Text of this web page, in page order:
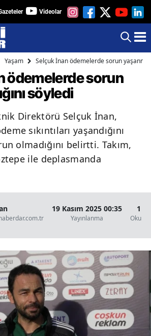
Videolar
Yaşam Selçuk İnan ödemelerde sorun
ödemelerde sorun
söyledi
Direktörü Selçuk İnan,
sıkıntıları yaşandığını
olmadığını belirtti. Takım,
ile deplasmanda
19 Kasım 2025 00:35
Yayınlanma
1